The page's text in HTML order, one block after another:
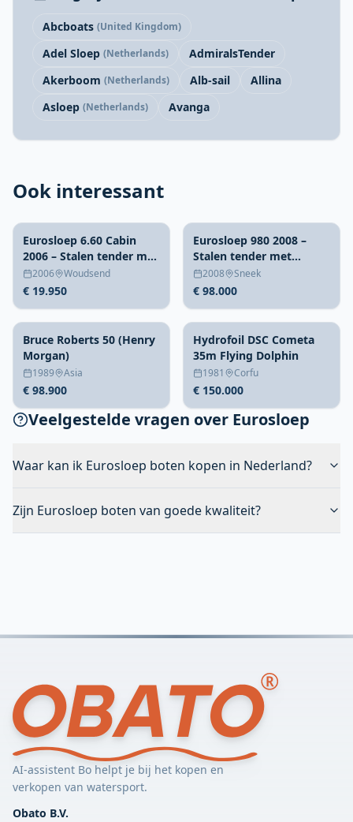
Abcboats (United Kingdom)
Adel Sloep (Netherlands)
AdmiralsTender
Akerboom (Netherlands) Alb-sail
Allina
Asloep (Netherlands) Avanga
Ook interessant
Eurosloep 6.60 Cabin
2006 – Stalen tender met
recent refit
2006 Woudsend
€ 19.950
Eurosloep 980 2008 –
Stalen tender met
teakdek
2008 Sneek
€ 98.000
Bruce Roberts 50 (Henry
Morgan)
1989 Asia
€ 98.900
Hydrofoil DSC Cometa
35m Flying Dolphin
1981 Corfu
€ 150.000
Veelgestelde vragen over Eurosloep
Waar kan ik Eurosloep boten kopen in Nederland?
Zijn Eurosloep boten van goede kwaliteit?
AI-assistent Bo helpt je bij het kopen en
verkopen van watersport.
Obato B.V.